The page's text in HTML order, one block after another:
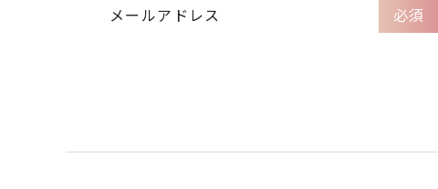
メールアドレス 必須